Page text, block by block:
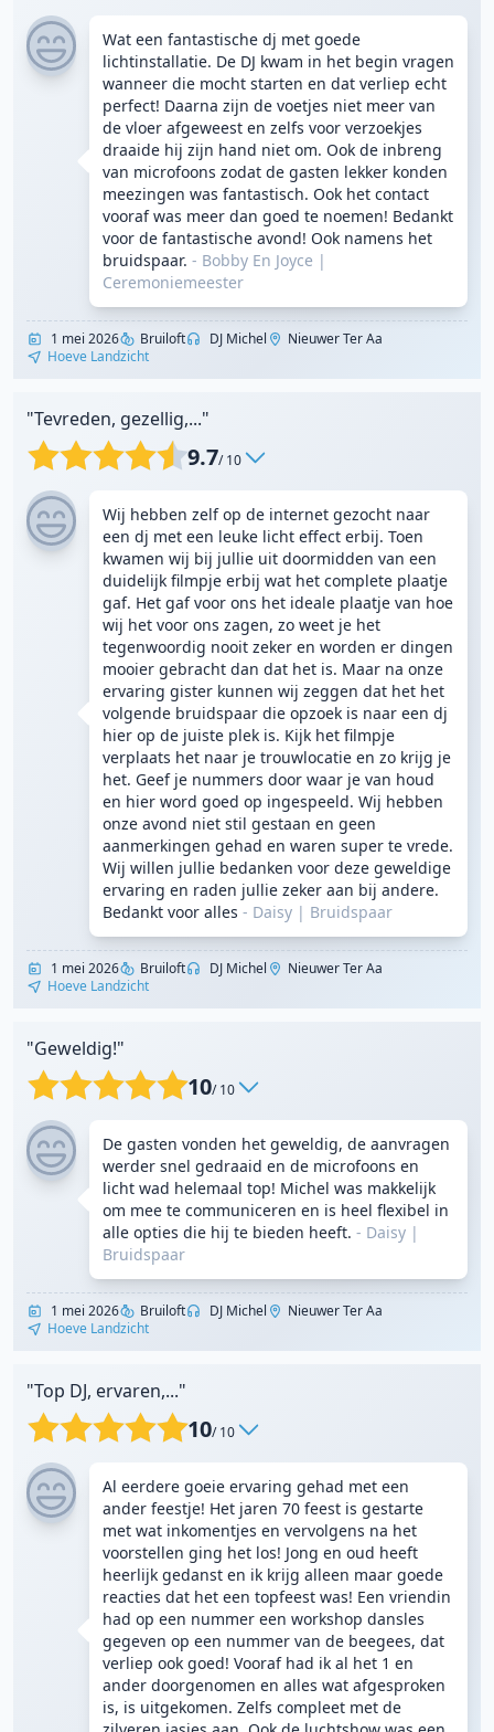
Wat een fantastische dj met goede
lichtinstallatie. De DJ kwam in het begin vragen
wanneer die mocht starten en dat verliep echt
perfect! Daarna zijn de voetjes niet meer van
de vloer afgeweest en zelfs voor verzoekjes
draaide hij zijn hand niet om. Ook de inbreng
van microfoons zodat de gasten lekker konden
meezingen was fantastisch. Ook het contact
vooraf was meer dan goed te noemen! Bedankt
voor de fantastische avond! Ook namens het
bruidspaar. - Bobby En Joyce |
Ceremoniemeester
1 mei 2026 Bruiloft DJ Michel
Nieuwer Ter Aa
Hoeve Landzicht
"Tevreden, gezellig,..."
9.7/ 10
Wij hebben zelf op de internet gezocht naar
een dj met een leuke licht effect erbij. Toen
kwamen wij bij jullie uit doormidden van een
duidelijk filmpje erbij wat het complete plaatje
gaf. Het gaf voor ons het ideale plaatje van hoe
wij het voor ons zagen, zo weet je het
tegenwoordig nooit zeker en worden er dingen
mooier gebracht dan dat het is. Maar na onze
ervaring gister kunnen wij zeggen dat het het
volgende bruidspaar die opzoek is naar een dj
hier op de juiste plek is. Kijk het filmpje
verplaats het naar je trouwlocatie en zo krijg je
het. Geef je nummers door waar je van houd
en hier word goed op ingespeeld. Wij hebben
onze avond niet stil gestaan en geen
aanmerkingen gehad en waren super te vrede.
Wij willen jullie bedanken voor deze geweldige
ervaring en raden jullie zeker aan bij andere.
Bedankt voor alles - Daisy | Bruidspaar
1 mei 2026 Bruiloft DJ Michel
Nieuwer Ter Aa
Hoeve Landzicht
"Geweldig!"
10/ 10
De gasten vonden het geweldig, de aanvragen
werder snel gedraaid en de microfoons en
licht wad helemaal top! Michel was makkelijk
om mee te communiceren en is heel flexibel in
alle opties die hij te bieden heeft. - Daisy |
Bruidspaar
1 mei 2026 Bruiloft DJ Michel
Nieuwer Ter Aa
Hoeve Landzicht
"Top DJ, ervaren,..."
10/ 10
Al eerdere goeie ervaring gehad met een
ander feestje! Het jaren 70 feest is gestarte
met wat inkomentjes en vervolgens na het
voorstellen ging het los! Jong en oud heeft
heerlijk gedanst en ik krijg alleen maar goede
reacties dat het een topfeest was! Een vriendin
had op een nummer een workshop dansles
gegeven op een nummer van de beegees, dat
verliep ook goed! Vooraf had ik al het 1 en
ander doorgenomen en alles wat afgesproken
is, is uitgekomen. Zelfs compleet met de